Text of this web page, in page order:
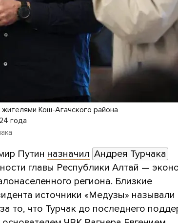
Кош-Агачского района
года
Путин назначил Андрея Турчака
главы Республики Алтай —
региона. Близкие
источники «Медузы» называли
то, что Турчак до последнего